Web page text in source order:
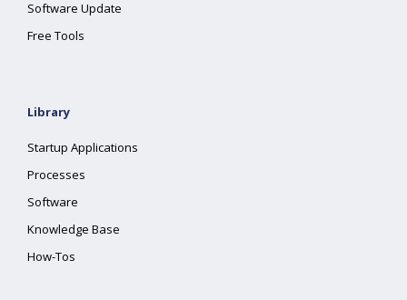
Software Update
Free Tools
Library
Startup Applications
Processes
Software
Knowledge Base
How-Tos